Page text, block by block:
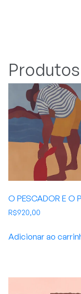
O PESCADOR E O
R$920,00
Adicionar ao